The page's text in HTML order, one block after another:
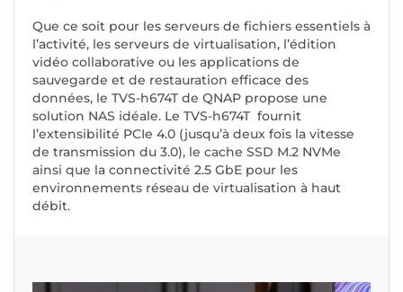
Que ce soit pour les serveurs de fichiers essentiels à
l’activité, les serveurs de virtualisation, l’édition
vidéo collaborative ou les applications de
sauvegarde et de restauration efficace des
données, le TVS-h674T de QNAP propose une
solution NAS idéale. Le TVS-h674T fournit
l’extensibilité PCIe 4.0 (jusqu’à deux fois la vitesse
de transmission du 3.0), le cache SSD M.2 NVMe
ainsi que la connectivité 2.5 GbE pour les
environnements réseau de virtualisation à haut
débit.